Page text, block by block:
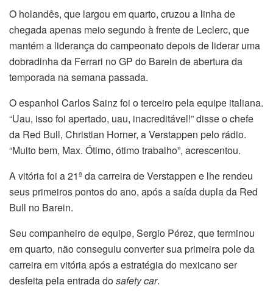
O holandês, que largou em quarto, cruzou a linha de
chegada apenas meio segundo à frente de Leclerc, que
mantém a liderança do campeonato depois de liderar uma
dobradinha da Ferrari no GP do Barein de abertura da
temporada na semana passada.
O espanhol Carlos Sainz foi o terceiro pela equipe italiana.
“Uau, isso foi apertado, uau, inacreditável!” disse o chefe
da Red Bull, Christian Horner, a Verstappen pelo rádio.
“Muito bem, Max. Ótimo, ótimo trabalho”, acrescentou.
A vitória foi a 21ª da carreira de Verstappen e lhe rendeu
seus primeiros pontos do ano, após a saída dupla da Red
Bull no Barein.
Seu companheiro de equipe, Sergio Pérez, que terminou
em quarto, não conseguiu converter sua primeira pole da
carreira em vitória após a estratégia do mexicano ser
desfeita pela entrada dosafety car.